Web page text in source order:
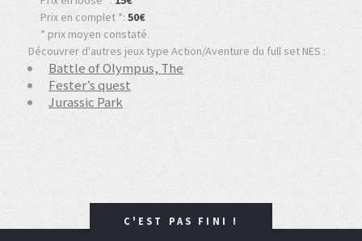
Prix en complet *: 50€
* prix moyen constaté.
Découvrer d'autres jeux type Action/Aventure du full set NES :
Battle of Olympus, The
Fester’s quest
Jurassic Park
C'EST PAS FINI !